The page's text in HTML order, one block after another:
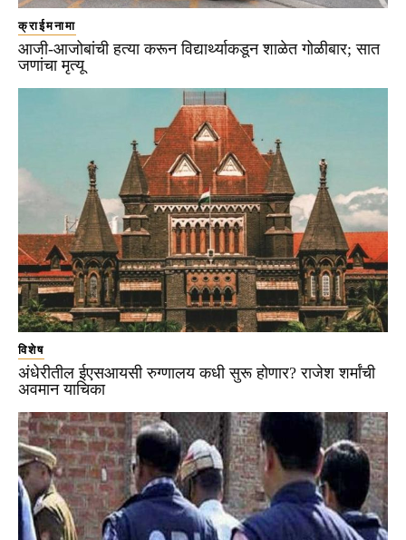
क्राईमनामा
आजी-आजोबांची हत्या करून विद्यार्थ्याकडून शाळेत गोळीबार; सात
जणांचा मृत्यू
विशेष
अंधेरीतील ईएसआयसी रुग्णालय कधी सुरू होणार? राजेश शर्मांची
अवमान याचिका